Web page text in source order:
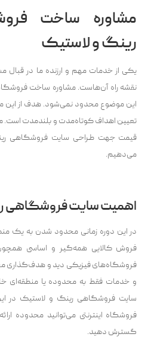
مشاوره ساخت
رینگ و لاستیک
یکی از خدمات مهم و ارزنده ما در قبال
نقشه راه آن‌هاست. مشاوره ساخت فروشگاه
این موضوع محدود نمی‌شود. هدف از این
تعیین اهداف کوتاه‌مدت و بلندمدت است.
قیمت جهت طراحی سایت فروشگاهی
می‌دهیم.
اهمیت سایت فروشگاهی
در این دوره زمانی محدود شدن به یک
فروش کالایی همه‌گیر و اساسی
فروشگاه‌های فیزیکی دید و هدف‌گذاری
و خدمات فقط به محدوده یا
سایت فروشگاهی رینگ و لاستیک در
فروشگاه اینترنتی می‌توانید محدوده
گسترش دهید.